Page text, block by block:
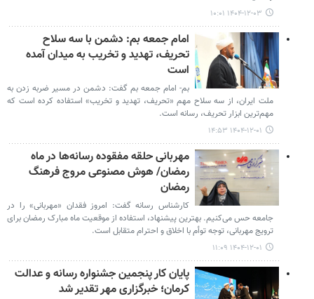
۱۴۰۴-۱۲-۰۳ ۱۰:۰۱
امام جمعه بم: دشمن با سه سلاح
تحریف، تهدید و تخریب به میدان آمده
است
بم- امام جمعه بم گفت: دشمن در مسیر ضربه زدن به
ملت ایران، از سه سلاح مهم «تحریف، تهدید و تخریب» استفاده کرده است که
مهم‌ترین ابزار تحریف، رسانه است.
۱۴۰۴-۱۲-۰۱ ۱۴:۵۳
مهربانی حلقه مفقوده رسانه‌ها در ماه
رمضان/ هوش مصنوعی مروج فرهنگ
رمضان
کارشناس رسانه گفت: امروز فقدان «مهربانی» را در
جامعه حس می‌کنیم. بهترین پیشنهاد، استفاده از موقعیت ماه مبارک رمضان برای
ترویج مهربانی، توجه توأم با اخلاق و احترام متقابل است.
۱۴۰۴-۱۲-۰۱ ۱۱:۰۹
پایان کار پنجمین جشنواره رسانه و عدالت
کرمان؛ خبرگزاری مهر تقدیر شد